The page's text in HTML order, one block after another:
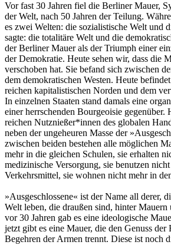
Vor fast 30 Jahren fiel die Berliner Mauer,
der Welt, nach 50 Jahren der Teilung.
es zwei Welten: die sozialistische Welt und
sagte: die totalitäre Welt und die
der Berliner Mauer als der Triumph einer
der Demokratie. Heute sehen wir, dass die
verschoben hat. Sie befand sich zwischen
dem demokratischen Westen. Heute
reichen kapitalistischen Norden und dem
In einzelnen Staaten stand damals eine
einer herrschenden Bourgeoisie gegenüber.
reichen Nutznießer*innen des globalen
neben der ungeheuren Masse der
zwischen beiden bestehen alle möglichen
mehr in die gleichen Schulen, sie erhalten
medizinische Versorgung, sie benutzen
Verkehrsmittel, sie wohnen nicht mehr in
»Ausgeschlossene« ist der Name all derer,
Welt leben, die draußen sind, hinter Mauern
vor 30 Jahren gab es eine ideologische
jetzt gibt es eine Mauer, die den Genuss der
Begehren der Armen trennt. Diese ist noch